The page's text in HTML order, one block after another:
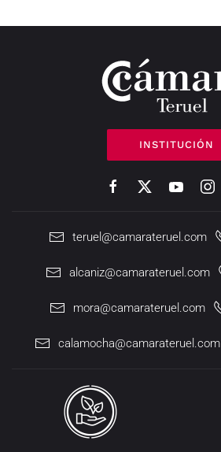
INSTITUCIÓN
teruel@camarateruel.com
alcaniz@camarateruel.com
mora@camarateruel.com
calamocha@camarateruel.com